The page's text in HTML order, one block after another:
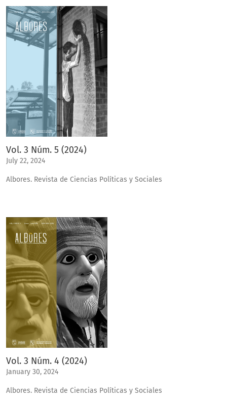
Vol. 3 Núm. 5 (2024)
July 22, 2024
Albores. Revista de Ciencias Políticas y Sociales
Vol. 3 Núm. 4 (2024)
January 30, 2024
Albores. Revista de Ciencias Políticas y Sociales